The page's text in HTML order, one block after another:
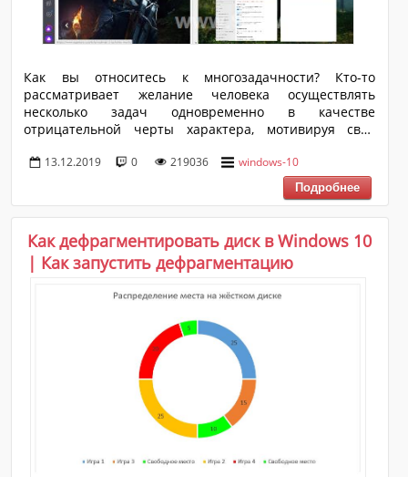
Как вы относитесь к многозадачности? Кто-то
рассматривает желание человека осуществлять
несколько задач одновременно в качестве
отрицательной черты характера, мотивируя своё
для кого-то многозадачность – это характерная черта
полноценного и всестороннего осуществления
рабочего процесса. Актуален данный вопрос для
пользователей компьютеров, особенно для тех, кто
проводит всё своё рабочее время за монитором
персонального компьютера, учитывая также и
современные тенденции во фрилансе/ удалённой
13.12.2019 0 219036 windows-10
Как дефрагментировать диск в Windows 10
| Как запустить дефрагментацию